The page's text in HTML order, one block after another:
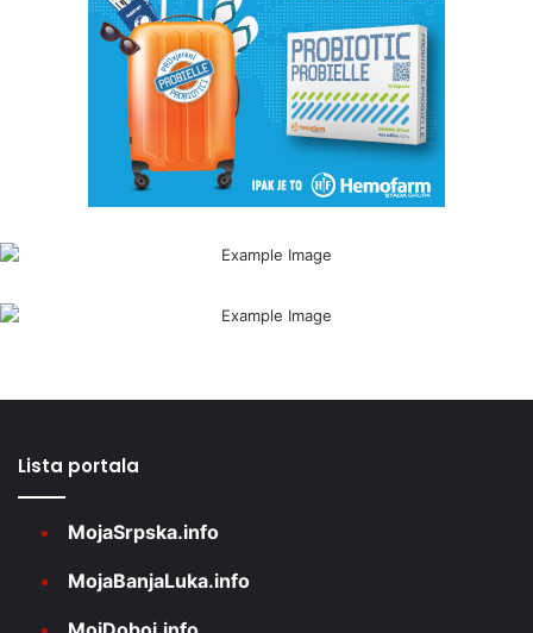
Lista portala
MojaSrpska.info
MojaBanjaLuka.info